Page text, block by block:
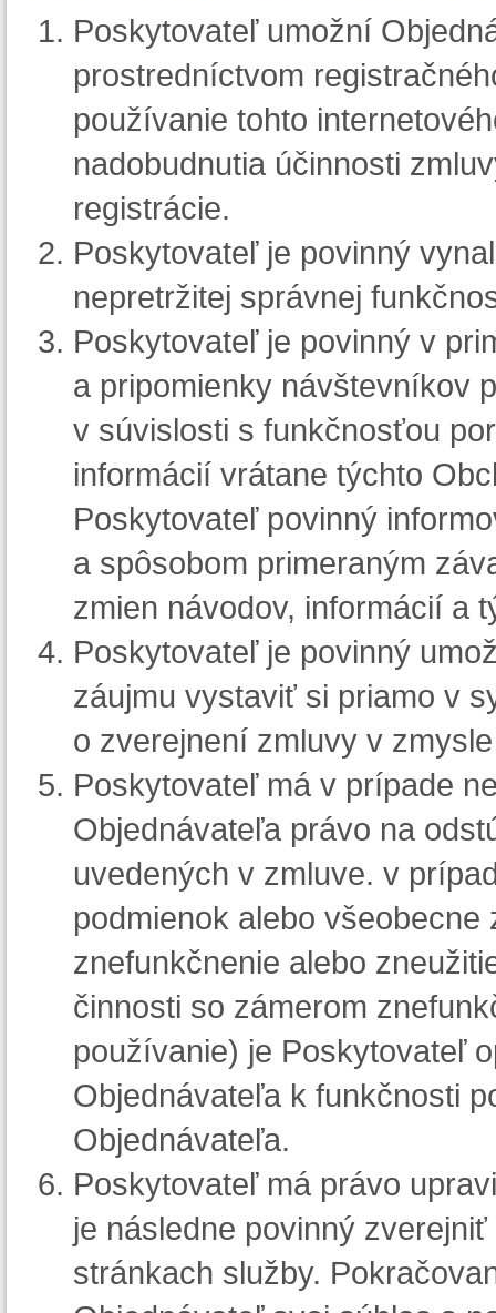
Poskytovateľ umožní
prostredníctvom
používanie tohto
nadobudnutia účinnosti
registrácie.
Poskytovateľ je povinný
nepretržitej správnej
Poskytovateľ je povinný v
a pripomienky návštevníkov
v súvislosti s funkčnosťou
informácií vrátane týchto
Poskytovateľ povinný
a spôsobom primeraným
zmien návodov, informácií a
Poskytovateľ je povinný
záujmu vystaviť si priamo v
o zverejnení zmluvy v
Poskytovateľ má v prípade
Objednávateľa právo na
uvedených v zmluve. v
podmienok alebo
znefunkčnenie alebo
činnosti so zámerom
používanie) je Poskytovateľ
Objednávateľa k funkčnosti
Objednávateľa.
Poskytovateľ má právo
je následne povinný
stránkach služby.